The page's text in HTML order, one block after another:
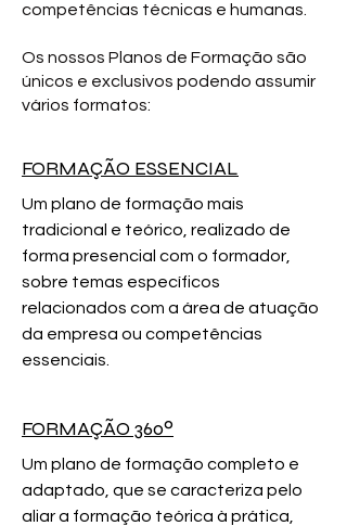
competências técnicas e humanas.
Os nossos Planos de Formação são
únicos e exclusivos podendo assumir
vários formatos:​
FORMAÇÃO ESSENCIAL
Um plano de formação mais
tradicional e teórico, realizado de
forma presencial com o formador,
sobre temas específicos
relacionados com a área de atuação
da empresa ou competências
essenciais.
FORMAÇÃO 360º
Um plano de formação completo e
adaptado, que se caracteriza pelo
aliar a formação teórica à prática,